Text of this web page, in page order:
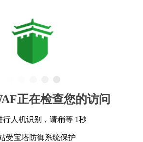
正在检查您的访问
行人机识别，请稍等 1秒
受宝塔防御系统保护